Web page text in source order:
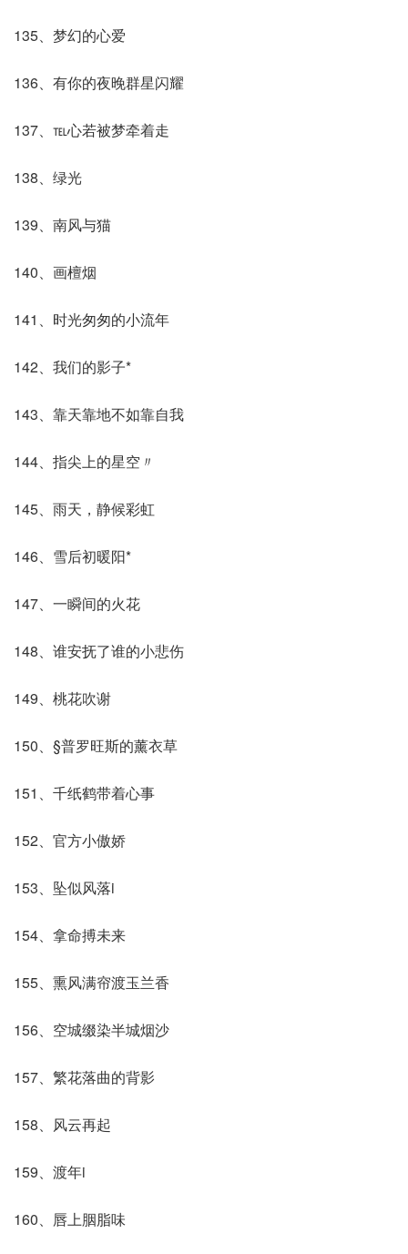
135、梦幻的心爱
136、有你的夜晚群星闪耀
137、℡心若被梦牵着走
138、绿光
139、南风与猫
140、画檀烟
141、时光匆匆的小流年
142、我们的影子*
143、靠天靠地不如靠自我
144、指尖上的星空〃
145、雨天，静候彩虹
146、雪后初暖阳*
147、一瞬间的火花
148、谁安抚了谁的小悲伤
149、桃花吹谢
150、§普罗旺斯的薰衣草
151、千纸鹤带着心事
152、官方小傲娇
153、坠似风落i
154、拿命搏未来
155、熏风满帘渡玉兰香
156、空城缀染半城烟沙
157、繁花落曲的背影
158、风云再起
159、渡年i
160、唇上胭脂味